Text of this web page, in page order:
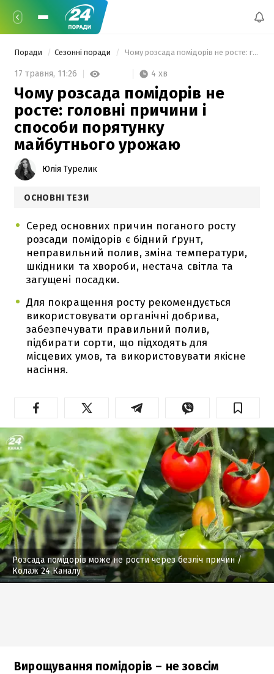
Поради Сезонні поради Чому розсада помідорів не росте: головні причини і способи порятунку майбутнього урожаю
17 травня, 11:26 4 хв
Чому розсада помідорів не
росте: головні причини і
способи порятунку
майбутнього урожаю
Юлія Турелик
ОСНОВНІ ТЕЗИ
Серед основних причин поганого росту
розсади помідорів є бідний ґрунт,
неправильний полив, зміна температури,
шкідники та хвороби, нестача світла та
загущені посадки.
Для покращення росту рекомендується
використовувати органічні добрива,
забезпечувати правильний полив,
підбирати сорти, що підходять для
місцевих умов, та використовувати якісне
насіння.
Розсада помідорів може не рости через безліч причин/
Колаж 24 Каналу
Вирощування помідорів – не зовсім